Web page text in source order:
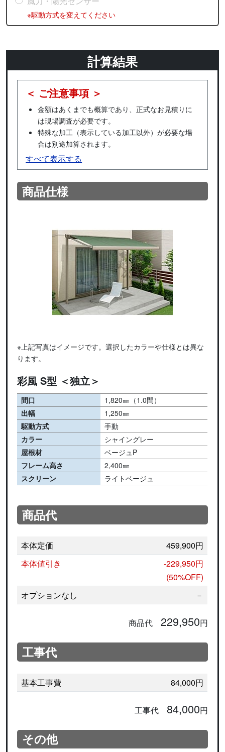
※駆動方式を変えてください
計算結果
＜ ご注意事項 ＞
金額はあくまでも概算であり、正式なお見積りに
は現場調査が必要です。
特殊な加工（表示している加工以外）が必要な場
合は別途加算されます。
すべて表示する
商品仕様
※上記写真はイメージです。選択したカラーや仕様とは異な
ります。
彩風 S型 ＜独立＞
間口
1,820㎜（1.0間）
出幅
1,250㎜
駆動方式
手動
カラー
シャイングレー
屋根材
ベージュP
フレーム高さ
2,400㎜
スクリーン
ライトベージュ
商品代
本体定価
459,900円
本体値引き
-229,950円
(50%OFF)
オプションなし
－
商品代 229,950円
工事代
基本工事費 84,000円
工事代 84,000円
その他